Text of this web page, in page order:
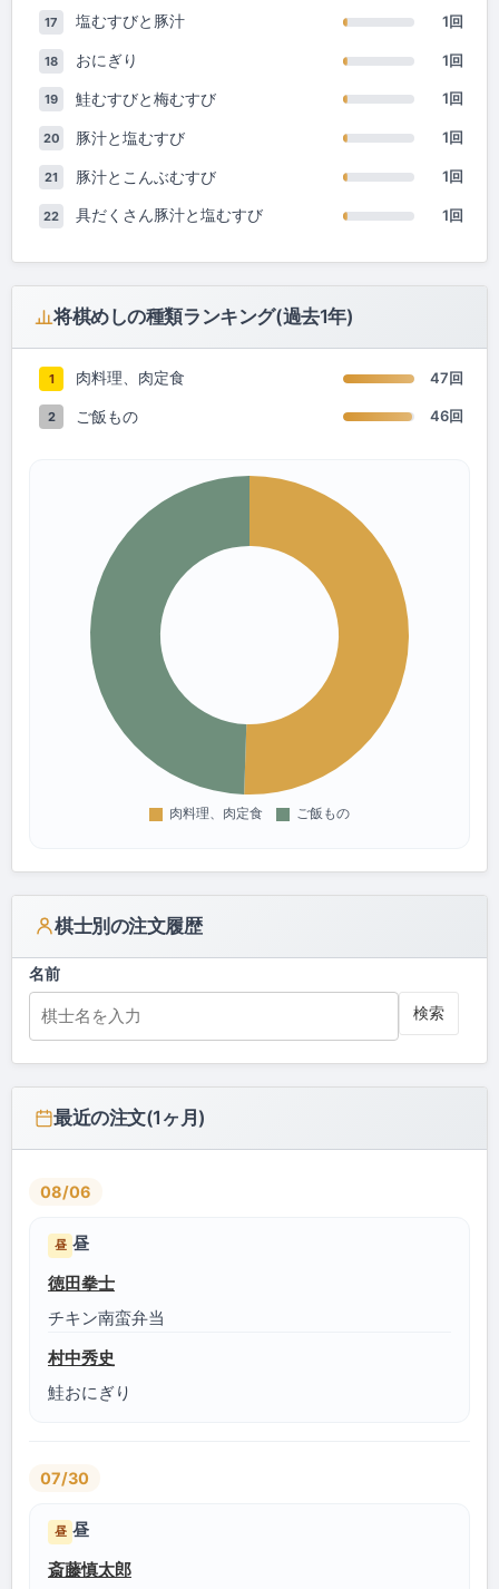
17 塩むすびと豚汁 1回
18 おにぎり 1回
19 鮭むすびと梅むすび 1回
20 豚汁と塩むすび 1回
21 豚汁とこんぶむすび 1回
22 具だくさん豚汁と塩むすび 1回
将棋めしの種類ランキング(過去1年)
1 肉料理、肉定食 47回
2 ご飯もの 46回
棋士別の注文履歴
名前
検索
最近の注文(1ヶ月)
08/06
昼 昼
徳田拳士
チキン南蛮弁当
村中秀史
鮭おにぎり
07/30
昼 昼
斎藤慎太郎